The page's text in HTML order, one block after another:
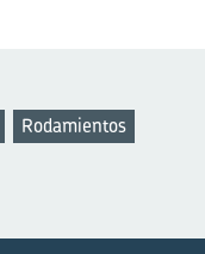
Rodamientos